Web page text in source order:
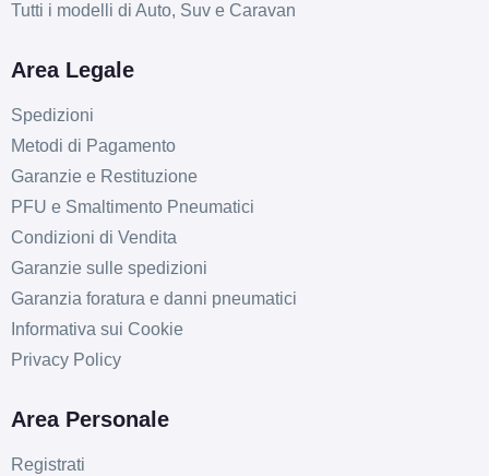
Tutti i modelli di Auto, Suv e Caravan
Area Legale
Spedizioni
Metodi di Pagamento
Garanzie e Restituzione
PFU e Smaltimento Pneumatici
Condizioni di Vendita
Garanzie sulle spedizioni
Garanzia foratura e danni pneumatici
Informativa sui Cookie
Privacy Policy
Area Personale
Registrati